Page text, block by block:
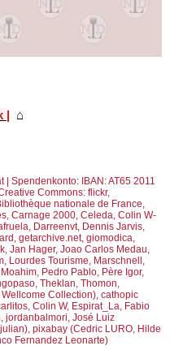
| ⌂
| Spendenkonto: IBAN: AT65 2011
Commons: flickr,
nationale de France,
Carnage 2000, Celeda, Colin W-
Darreenvt, Dennis Jarvis,
getarchive.net, giomodica,
Jan Hager, Joao Carlos Medau,
Lourdes Tourisme, Marschnell,
Pedro Pablo, Père Igor,
Theklan, Thomon,
Collection), cathopic
Colin W, Espirat_La, Fabio
jordanbalmori, José Luiz
pixabay (Cedric LURO, Hilde
Fernandez Leonarte)